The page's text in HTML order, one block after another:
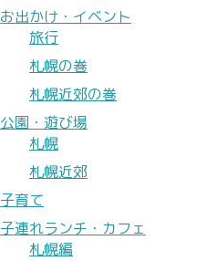
お出かけ・イベント
旅行
札幌の巻
札幌近郊の巻
公園・遊び場
札幌
札幌近郊
子育て
子連れランチ・カフェ
札幌編